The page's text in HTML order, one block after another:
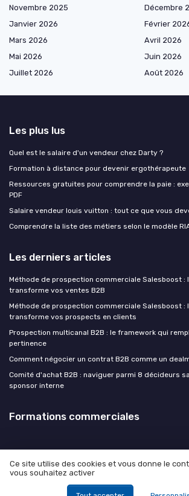
Novembre 2025
Décembre
Janvier 2026
Février
Mars 2026
Avril 2026
Mai 2026
Juin 2026
Juillet 2026
Août 2026
Les plus lus
Quel est le salaire d'un vendeur chez Darty ?
Formation à distance pour devenir ergothérapeute
Ressources gratuites pour comprendre la paie :
PDF
Salaire vendeur louis vuitton : tout ce que vous
Comprendre la liste des métiers selon le modèle
Les derniers articles
Méthode de prospection commerciale Salesboost :
transforme vos ventes B2B
Méthode de prospection commerciale Salesboost :
transforme vos prospects en clients
Prospection multicanal B2B : le framework qui
pertinence
Comment négocier un contrat B2B comme un
Comité d'achat B2B : naviguer parmi 8 décideurs
sponsor interne
Formations commerciales
Mentions légales
© Formations commerciales
Ce site utilise des cookies et vous donne le
vous souhaitez activer